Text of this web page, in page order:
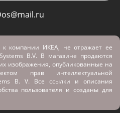
компании ИКЕА, не отражает ее
B.V. В магазине продаются
изображения, опубликованные на
прав интеллектуальной
B. V. Все ссылки и описания
пользователя и созданы для